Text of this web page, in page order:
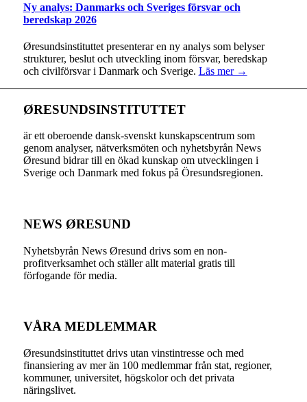
Ny analys: Danmarks och Sveriges försvar och
beredskap 2026
Øresundsinstituttet presenterar en ny analys som belyser
strukturer, beslut och utveckling inom försvar, beredskap
och civilförsvar i Danmark och Sverige. Läs mer →
ØRESUNDSINSTITUTTET
är ett oberoende dansk-svenskt kunskapscentrum som
genom analyser, nätverksmöten och nyhetsbyrån News
Øresund bidrar till en ökad kunskap om utvecklingen i
Sverige och Danmark med fokus på Öresundsregionen.
NEWS ØRESUND
Nyhetsbyrån News Øresund drivs som en non-
profitverksamhet och ställer allt material gratis till
förfogande för media.
VÅRA MEDLEMMAR
Øresundsinstituttet drivs utan vinst­intresse och med
finansiering av mer än 100 medlemmar från stat, regioner,
kommuner, universitet, högskolor och det privata
näringslivet.